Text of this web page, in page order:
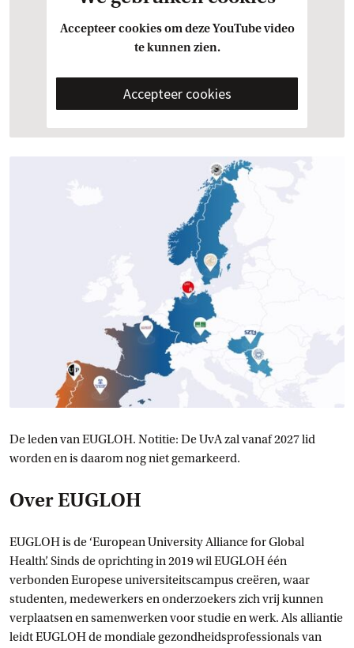
Accepteer cookies om deze YouTube video
te kunnen zien.
Accepteer cookies
De leden van EUGLOH. Notitie: De UvA zal vanaf 2027 lid
worden en is daarom nog niet gemarkeerd.
Over EUGLOH
EUGLOH is de ‘European University Alliance for Global
Health’. Sinds de oprichting in 2019 wil EUGLOH één
verbonden Europese universiteitscampus creëren, waar
studenten, medewerkers en onderzoekers zich vrij kunnen
verplaatsen en samenwerken voor studie en werk. Als alliantie
leidt EUGLOH de mondiale gezondheidsprofessionals van